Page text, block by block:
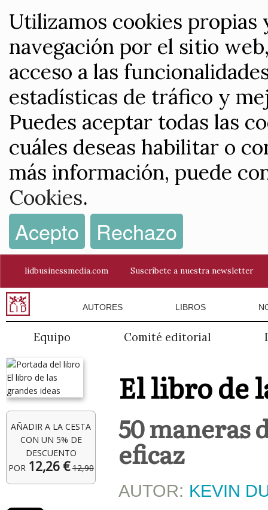
Utilizamos cookies
navegación por el sitio
acceso a las
estadísticas de tráfico y
Puedes aceptar todas las
cuáles deseas habilitar o
más información, puede
Cookies.
Acepto Rechazo
lidbusinessmedia.com Suscríbete a nuestra newsletter
AUTORES LIBROS
Equipo Comité editorial
AÑADIR A LA CESTA
CON UN 5% DE
DESCUENTO
POR 12,26 € 12,90
El libro de
50 maneras
eficaz
AUTOR: KEVIN